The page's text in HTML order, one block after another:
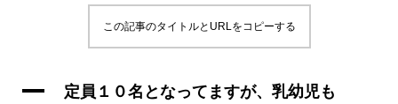
この記事のタイトルとURLをコピーする
A
定員１０名となってますが、乳幼児も